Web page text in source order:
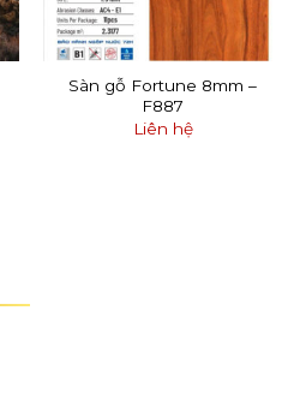
Sàn gỗ Fortune 8mm –
F887
Liên hệ